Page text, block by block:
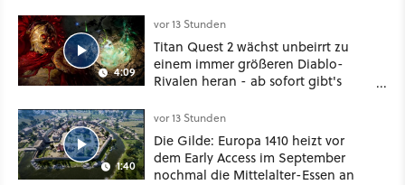
4:09
vor 13 Stunden
Titan Quest 2 wächst unbeirrt zu
einem immer größeren Diablo-
Rivalen heran - ab sofort gibt's
Klasse
1:40
vor 13 Stunden
Die Gilde: Europa 1410 heizt vor
dem Early Access im September
nochmal die Mittelalter-Essen an